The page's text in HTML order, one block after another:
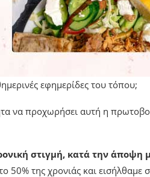
εφημερίδες του τόπου;
να προχωρήσει αυτή η
στιγμή, κατά την άποψη
50% της χρονιάς και